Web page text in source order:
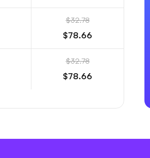
$32.78
$78.66
$32.78
$78.66